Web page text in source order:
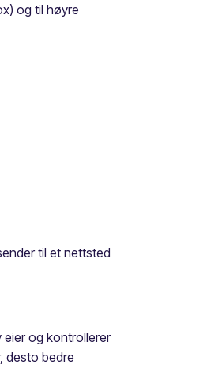
og til høyre
til et nettsted
eier og kontrollerer
desto bedre